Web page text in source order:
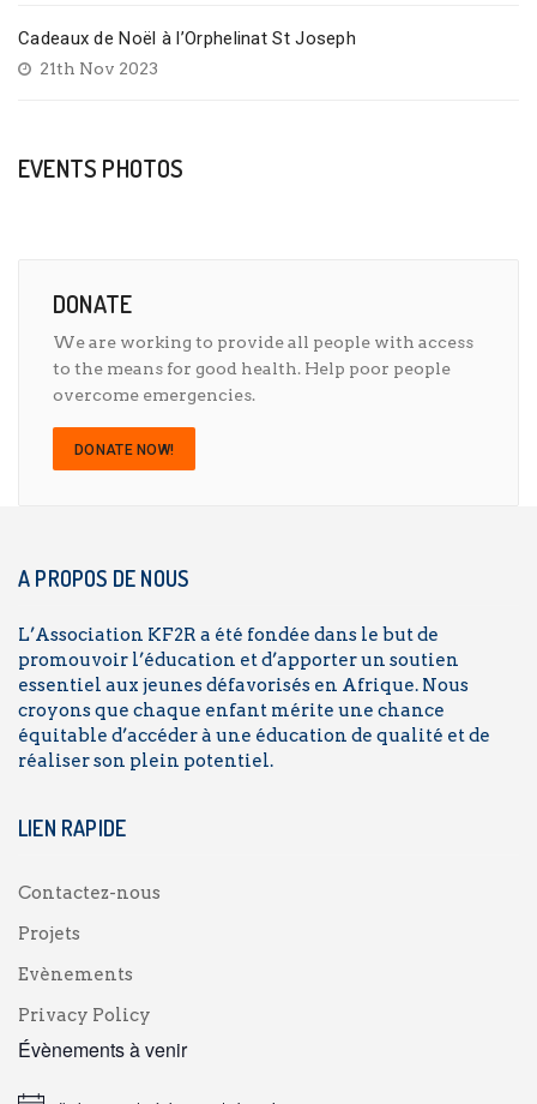
Cadeaux de Noël à l’Orphelinat St Joseph
21th Nov 2023
EVENTS PHOTOS
DONATE
We are working to provide all people with access
to the means for good health. Help poor people
overcome emergencies.
DONATE NOW!
A PROPOS DE NOUS
L’Association KF2R a été fondée dans le but de
promouvoir l’éducation et d’apporter un soutien
essentiel aux jeunes défavorisés en Afrique. Nous
croyons que chaque enfant mérite une chance
équitable d’accéder à une éducation de qualité et de
réaliser son plein potentiel.
LIEN RAPIDE
Contactez-nous
Projets
Evènements
Privacy Policy
Évènements à venir